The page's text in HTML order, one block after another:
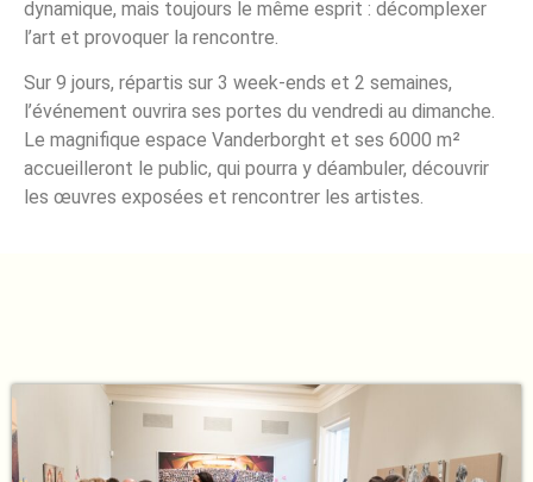
dynamique, mais toujours le même esprit : décomplexer
l’art et provoquer la rencontre.
Sur 9 jours, répartis sur 3 week-ends et 2 semaines,
l’événement ouvrira ses portes du vendredi au dimanche.
Le magnifique espace Vanderborght et ses 6000 m²
accueilleront le public, qui pourra y déambuler, découvrir
les œuvres exposées et rencontrer les artistes.